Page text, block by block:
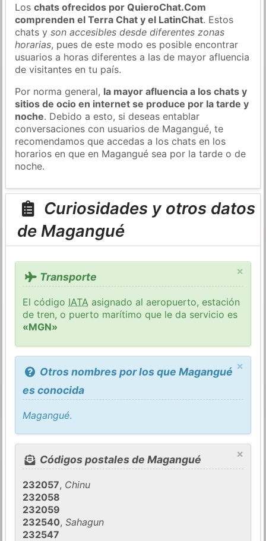
Loschats ofrecidos por QuieroChat.Com
comprenden el Terra Chat y el LatinChat. Estos
chats yson accesibles desde diferentes zonas
horarias, pues de este modo es posible encontrar
usuarios a horas diferentes a las de mayor afluencia
de visitantes en tu país.
Por norma general, la mayor afluencia a los chats y
sitios de ocio en internet se produce por la tarde y
noche. Debido a esto, si deseas entablar
conversaciones con usuarios de Magangué, te
recomendamos que accedas a los chats en los
horarios en que en Magangué sea por la tarde o de
noche.
Curiosidades y otros datos
de Magangué
×
Transporte
El código IATA asignado al aeropuerto, estación
de tren, o puerto marítimo que le da servicio es
«MGN»
×
Otros nombres por los que Magangué
es conocida
Magangué.
×
Códigos postales de Magangué
232057, Chinu
232058
232059
232540,Sahagun
232547